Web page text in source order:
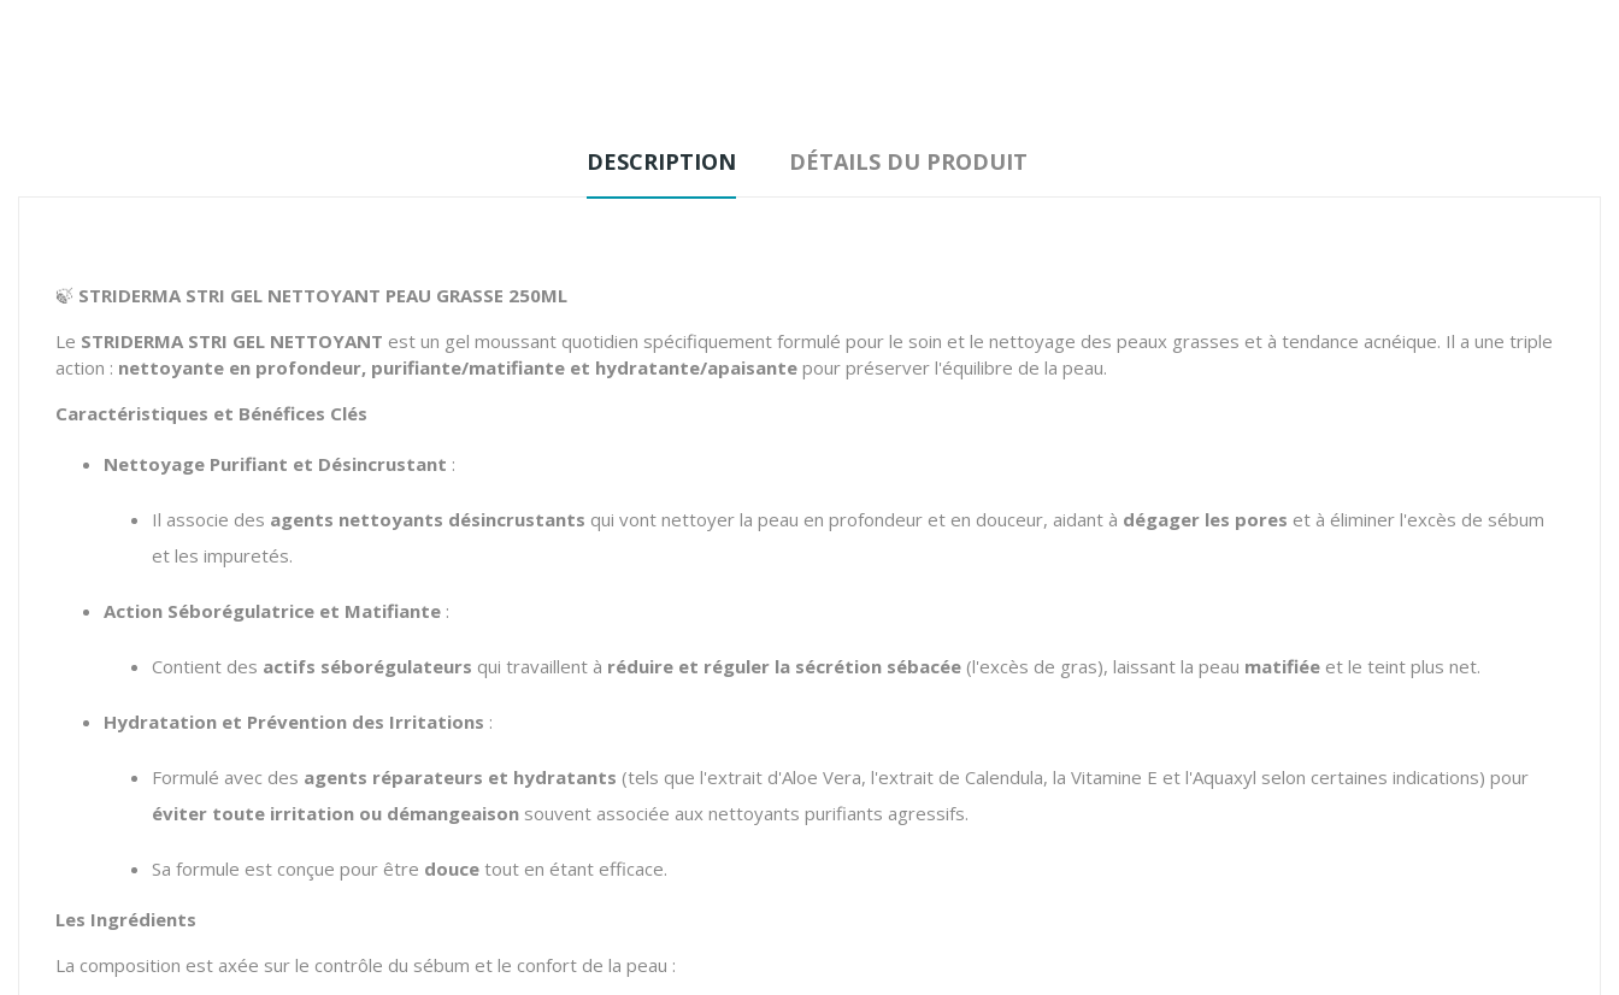
DESCRIPTION DÉTAILS DU PRODUIT
🍃 STRIDERMA STRI GEL NETTOYANT PEAU GRASSE 250ML
Le STRIDERMA STRI GEL NETTOYANT est un gel moussant quotidien spécifiquement formulé pour le soin et le nettoyage des peaux grasses et à tendance acnéique. Il a une triple
action : nettoyante en profondeur, purifiante/matifiante et hydratante/apaisante pour préserver l'équilibre de la peau.
Caractéristiques et Bénéfices Clés
Nettoyage Purifiant et Désincrustant :
Il associe des agents nettoyants désincrustants qui vont nettoyer la peau en profondeur et en douceur, aidant à dégager les pores et à éliminer l'excès de sébum
et les impuretés.
Action Séborégulatrice et Matifiante :
Contient des actifs séborégulateurs qui travaillent à réduire et réguler la sécrétion sébacée (l'excès de gras), laissant la peau matifiée et le teint plus net.
Hydratation et Prévention des Irritations :
Formulé avec des agents réparateurs et hydratants (tels que l'extrait d'Aloe Vera, l'extrait de Calendula, la Vitamine E et l'Aquaxyl selon certaines indications) pour
éviter toute irritation ou démangeaison souvent associée aux nettoyants purifiants agressifs.
Sa formule est conçue pour être douce tout en étant efficace.
Les Ingrédients
La composition est axée sur le contrôle du sébum et le confort de la peau :